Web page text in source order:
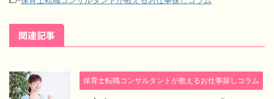
関連記事
保育士転職コンサルタントが教えるお仕事探しコラム